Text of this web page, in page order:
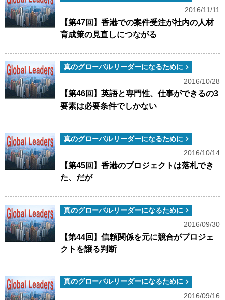
2016/11/11
【第47回】香港での案件受注が社内の人材
育成策の見直しにつながる
真のグローバルリーダーになるために
2016/10/28
【第46回】英語と専門性、仕事ができるの3
要素は必要条件でしかない
真のグローバルリーダーになるために
2016/10/14
【第45回】香港のプロジェクトは落札でき
た、だが
真のグローバルリーダーになるために
2016/09/30
【第44回】信頼関係を元に競合がプロジェ
クトを譲る判断
真のグローバルリーダーになるために
2016/09/16